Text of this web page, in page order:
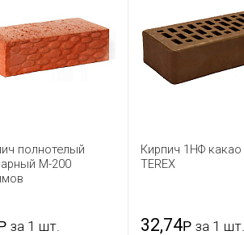
полнотелый
М-200
за 1 шт.
Кирпич 1НФ
TEREX
32,74Р за 1 шт.